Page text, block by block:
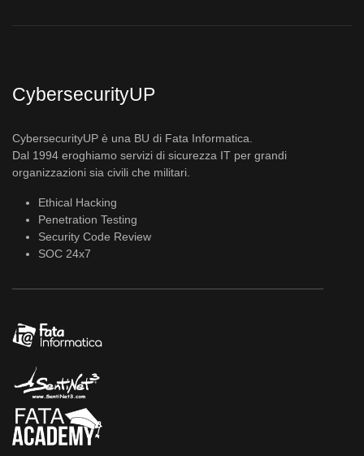
CybersecurityUP
CybersecurityUP è una BU di Fata Informatica.
Dal 1994 eroghiamo servizi di sicurezza IT per grandi
organizzazioni sia civili che militari.
Ethical Hacking
Penetration Testing
Security Code Review
SOC 24x7